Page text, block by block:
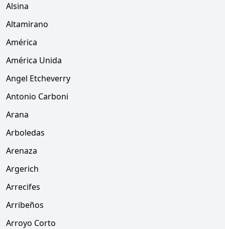
Alsina
Altamirano
América
América Unida
Angel Etcheverry
Antonio Carboni
Arana
Arboledas
Arenaza
Argerich
Arrecifes
Arribeños
Arroyo Corto